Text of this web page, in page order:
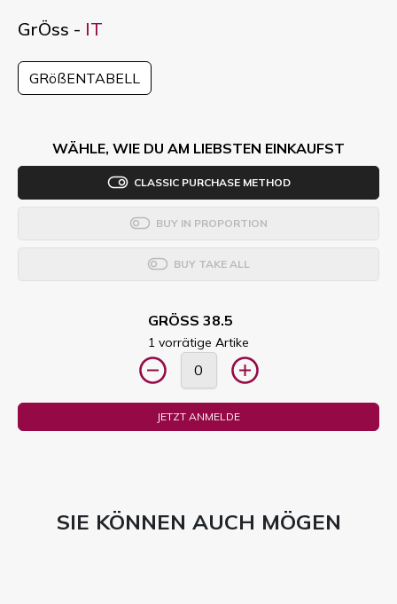
GrÖss - IT
GRößENTABELL
WÄHLE, WIE DU AM LIEBSTEN EINKAUFST
CLASSIC PURCHASE METHOD
BUY IN PROPORTION
BUY TAKE ALL
GRÖSS 38.5
1 vorrätige Artike
JETZT ANMELDE
SIE KÖNNEN AUCH MÖGEN